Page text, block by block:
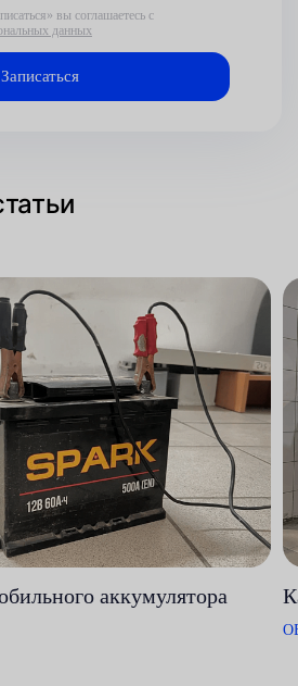
вы соглашаетесь с
данных
аккумулятора